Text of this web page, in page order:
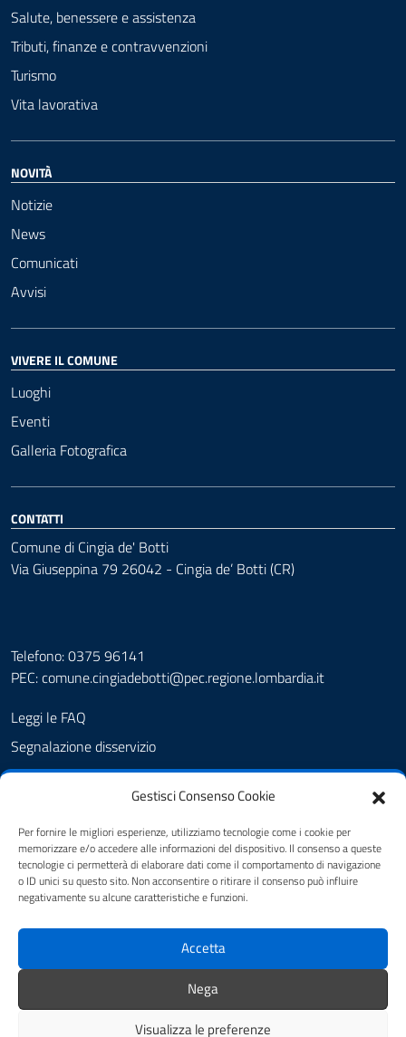
Gestisci Consenso Cookie
Per fornire le migliori esperienze, utilizziamo tecnologie come i cookie per
memorizzare e/o accedere alle informazioni del dispositivo. Il consenso a queste
tecnologie ci permetterà di elaborare dati come il comportamento di navigazione
o ID unici su questo sito. Non acconsentire o ritirare il consenso può influire
negativamente su alcune caratteristiche e funzioni.
Accetta
Nega
Visualizza le preferenze
Salute, benessere e assistenza
Tributi, finanze e contravvenzioni
Turismo
Vita lavorativa
NOVITÀ
Notizie
News
Comunicati
Avvisi
VIVERE IL COMUNE
Luoghi
Eventi
Galleria Fotografica
CONTATTI
Comune di Cingia de' Botti
Via Giuseppina 79 26042 - Cingia de’ Botti (CR)
Telefono: 0375 96141
PEC:comune.cingiadebotti@pec.regione.lombardia.it
Leggi le FAQ
Segnalazione disservizio
Prenotazione appuntamento
Amministrazione trasparente
Informativa privacy
Note legali
Feedback